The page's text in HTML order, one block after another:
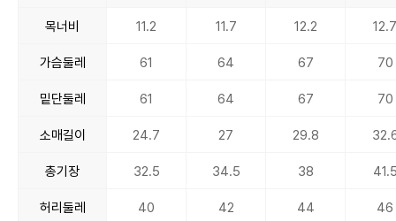
목너비 11.2 11.7 12.2
가슴둘레 61 64 67 70
밑단둘레 61 64 67 70
소매길이 24.7 27 29.8
총기장 32.5 34.5 38
허리둘레 40 42 44 46